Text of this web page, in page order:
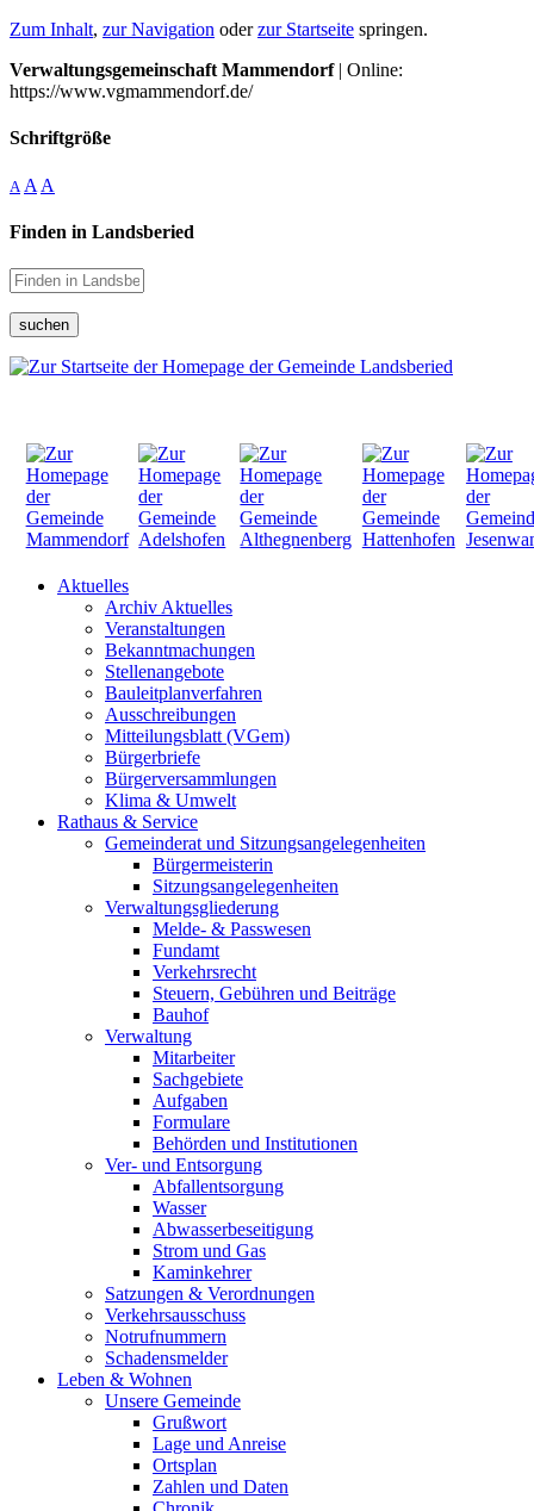
Zum Inhalt, zur Navigation oderzur Startseite springen.
Verwaltungsgemeinschaft Mammendorf| Online:
https://www.vgmammendorf.de/
Schriftgröße
A A A
Finden in Landsberied
suchen
Aktuelles
Archiv Aktuelles
Veranstaltungen
Bekanntmachungen
Stellenangebote
Bauleitplanverfahren
Ausschreibungen
Mitteilungsblatt (VGem)
Bürgerbriefe
Bürgerversammlungen
Klima & Umwelt
Rathaus & Service
Gemeinderat und Sitzungsangelegenheiten
Bürgermeisterin
Sitzungsangelegenheiten
Verwaltungsgliederung
Melde- & Passwesen
Fundamt
Verkehrsrecht
Steuern, Gebühren und Beiträge
Bauhof
Verwaltung
Mitarbeiter
Sachgebiete
Aufgaben
Formulare
Behörden und Institutionen
Ver- und Entsorgung
Abfallentsorgung
Wasser
Abwasserbeseitigung
Strom und Gas
Kaminkehrer
Satzungen & Verordnungen
Verkehrsausschuss
Notrufnummern
Schadensmelder
Leben & Wohnen
Unsere Gemeinde
Grußwort
Lage und Anreise
Ortsplan
Zahlen und Daten